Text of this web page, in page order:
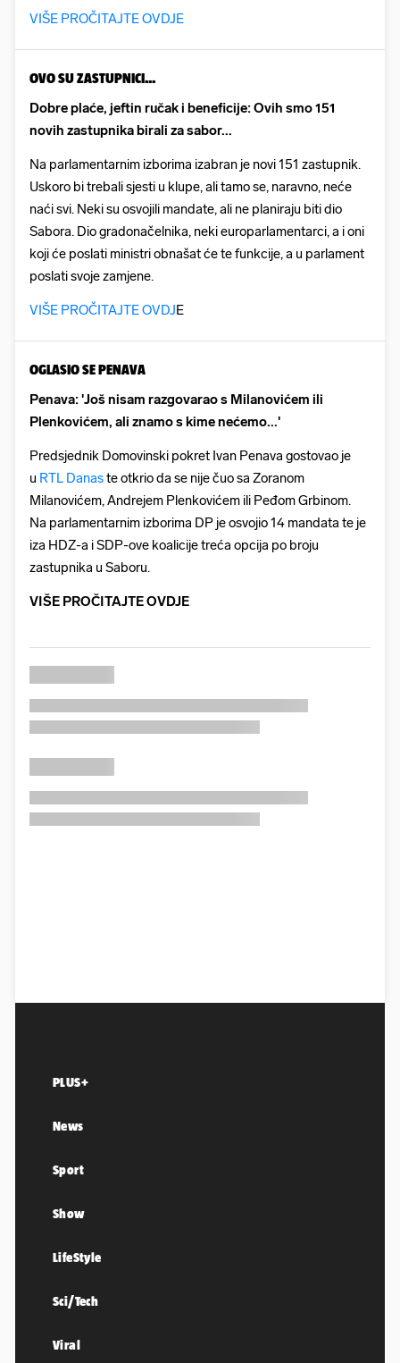
VIŠE PROČITAJTE OVDJE
OVO SU ZASTUPNICI...
Dobre plaće, jeftin ručak i beneficije: Ovih smo 151
novih zastupnika birali za sabor...
Na parlamentarnim izborima izabran je novi 151 zastupnik.
Uskoro bi trebali sjesti u klupe, ali tamo se, naravno, neće
naći svi. Neki su osvojili mandate, ali ne planiraju biti dio
Sabora. Dio gradonačelnika, neki europarlamentarci, a i oni
koji će poslati ministri obnašat će te funkcije, a u parlament
poslati svoje zamjene.
VIŠE PROČITAJTE OVDJE
OGLASIO SE PENAVA
Penava: 'Još nisam razgovarao s Milanovićem ili
Plenkovićem, ali znamo s kime nećemo...'
Predsjednik Domovinski pokret Ivan Penava gostovao je
u RTL Danaste otkrio da se nije čuo sa Zoranom
Milanovićem, Andrejem Plenkovićem ili Peđom Grbinom.
Na parlamentarnim izborima DP je osvojio 14 mandata te je
iza HDZ-a i SDP-ove koalicije treća opcija po broju
zastupnika u Saboru.
VIŠE PROČITAJTE OVDJE
PLUS+
News
Sport
Show
LifeStyle
Sci/Tech
Viral